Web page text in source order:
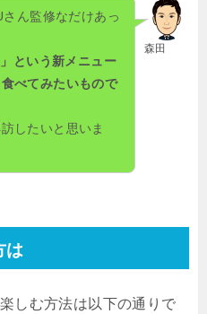
森田
ん監修なだけあっ
という新メニュー
べてみたいもので
したいと思いま
は
しむ方法は以下の通りで